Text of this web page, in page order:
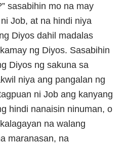
sasabihin mo na may
Job, at na hindi niya
Diyos dahil madalas
ng Diyos. Sasabihin
Diyos ng sakuna sa
niya ang pangalan ng
ni Job ang kanyang
hindi nanaisin ninuman, o
na walang
maranasan, na